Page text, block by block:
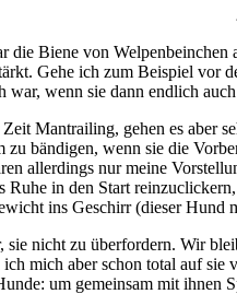
die Biene von Welpenbeinchen
Gehe ich zum Beispiel vor
war, wenn sie dann endlich
Mantrailing, gehen es aber
bändigen, wenn sie die
allerdings nur meine
Ruhe in den Start
ins Geschirr (dieser Hund
nicht zu überfordern. Wir
mich aber schon total auf sie
um gemeinsam mit ihnen